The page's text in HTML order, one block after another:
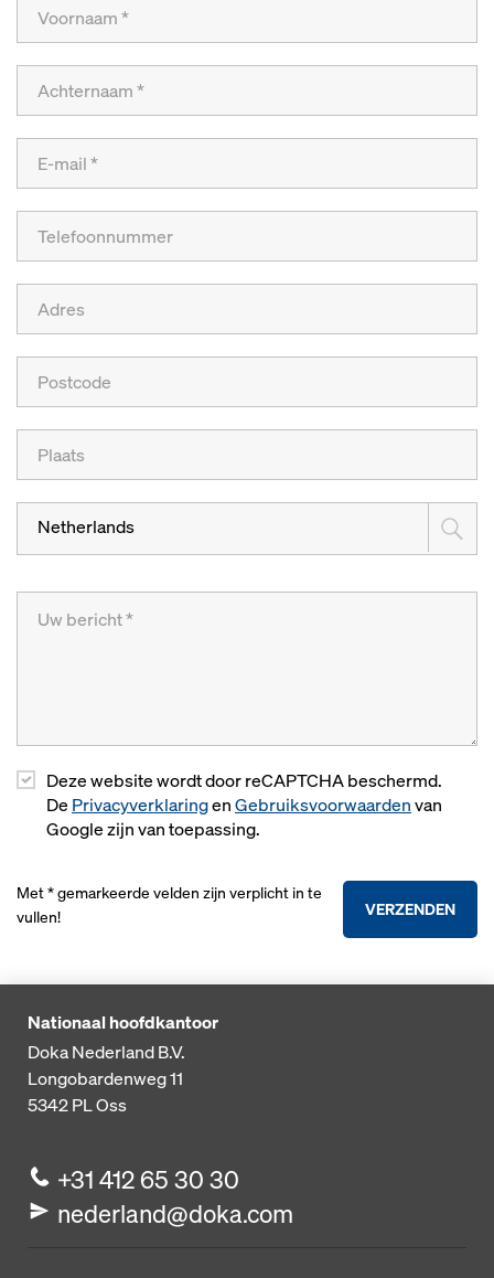
Netherlands
Deze website wordt door reCAPTCHA beschermd.
De PrivacyverklaringenGebruiksvoorwaardenvan
Google zijn van toepassing.
VERZENDEN
Met * gemarkeerde velden zijn verplicht in te
vullen!
Nationaal hoofdkantoor
Doka Nederland B.V.
Longobardenweg 11
5342 PLOss
+31 412 65 30 30
nederland@doka.com